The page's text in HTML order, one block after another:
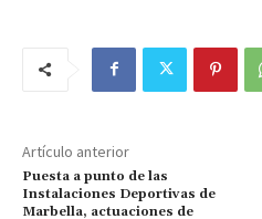
Artículo anterior
Puesta a punto de las
Instalaciones Deportivas de
Marbella, actuaciones de